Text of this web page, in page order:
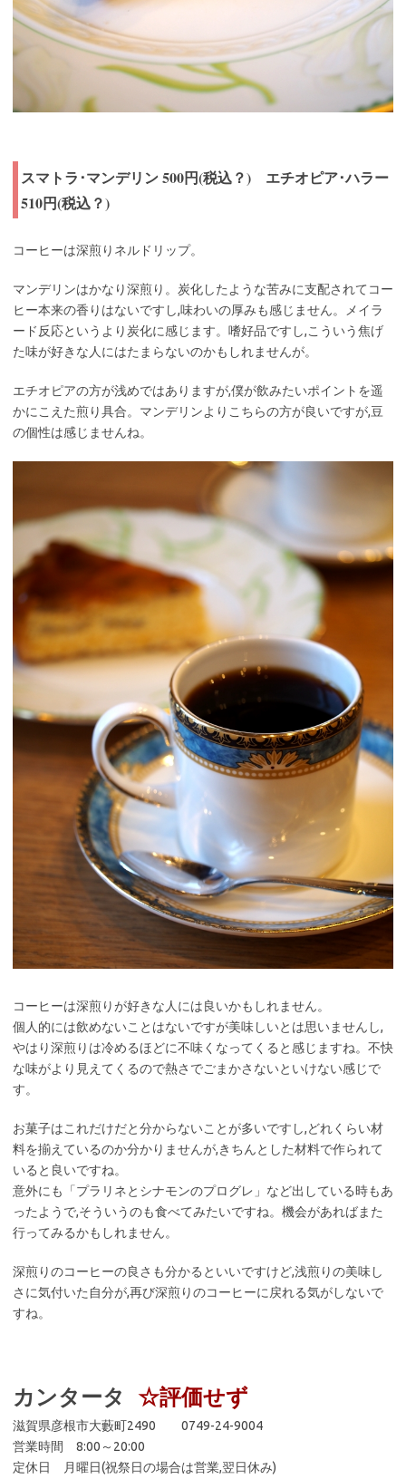
スマトラ･マンデリン 500円(税込？) エチオピア･ハラー
510円(税込？)
コーヒーは深煎りネルドリップ。
マンデリンはかなり深煎り。炭化したような苦みに支配されてコー
ヒー本来の香りはないですし,味わいの厚みも感じません。メイラ
ード反応というより炭化に感じます。嗜好品ですし,こういう焦げ
た味が好きな人にはたまらないのかもしれませんが。
エチオピアの方が浅めではありますが,僕が飲みたいポイントを遥
かにこえた煎り具合。マンデリンよりこちらの方が良いですが,豆
の個性は感じませんね。
コーヒーは深煎りが好きな人には良いかもしれません。
個人的には飲めないことはないですが美味しいとは思いませんし,
やはり深煎りは冷めるほどに不味くなってくると感じますね。不快
な味がより見えてくるので熱さでごまかさないといけない感じで
す。
お菓子はこれだけだと分からないことが多いですし,どれくらい材
料を揃えているのか分かりませんが,きちんとした材料で作られて
いると良いですね。
意外にも「プラリネとシナモンのプログレ」など出している時もあ
ったようで,そういうのも食べてみたいですね。機会があればまた
行ってみるかもしれません。
深煎りのコーヒーの良さも分かるといいですけど,浅煎りの美味し
さに気付いた自分が,再び深煎りのコーヒーに戻れる気がしないで
すね。
カンタータ ☆評価せず
滋賀県彦根市大藪町2490 0749-24-9004
営業時間 8:00～20:00
定休日 月曜日(祝祭日の場合は営業,翌日休み)